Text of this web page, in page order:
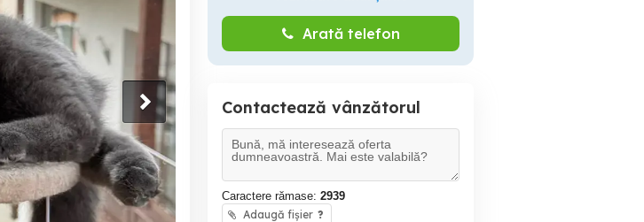
Arată telefon
Contactează vânzătorul
Caractere rămase: 2939
Adaugă fișier ?